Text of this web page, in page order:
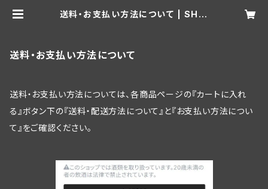
送料・お支払い方法について | SHIB
送料・お支払い方法について
送料・お支払い方法については、各商品ページの『カートに入れ
る』ボタン下の『送料・配送方法について』と『お支払い方法につい
て』をご確認ください。